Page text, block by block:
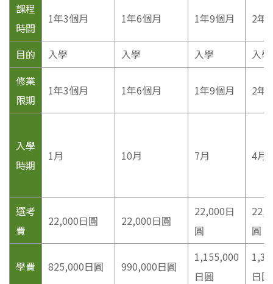
課程
時間
1年3個月 1年6個月 1年9個月 2年
目的 入學 入學 入學
入學
修業
限期
1年3個月 1年6個月 1年9個月 2年
入學
時期
1月 10月 7月 4月
選考
費
22,000日圓 22,000日圓
22,000日
圓
圓
學費 825,000日圓 990,000日圓
1,155,000
日圓
日圓